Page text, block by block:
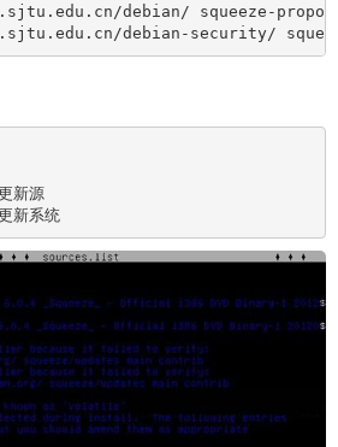
debian/ squeeze-
debian-security/
新源
系统